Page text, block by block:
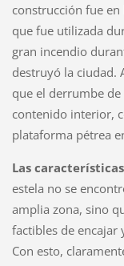
construcción fue
que fue utilizada
gran incendio
destruyó la ciudad.
que el derrumbe
contenido interior,
plataforma pétrea
Las
estela no se
amplia zona, sino
factibles de
Con esto,